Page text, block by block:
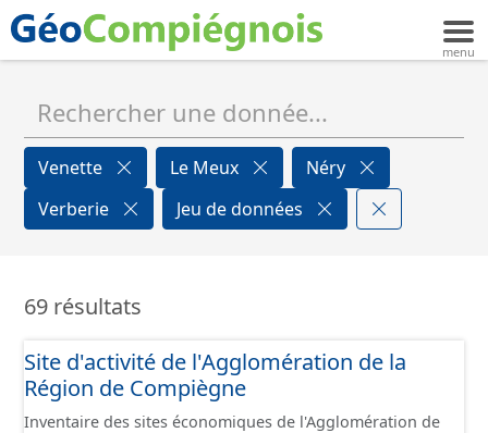
Venette Le Meux
Néry
Verberie
Jeu de données
69 résultats
Site d'activité de l'Agglomération de la
Région de Compiègne
Inventaire des sites économiques de l'Agglomération de